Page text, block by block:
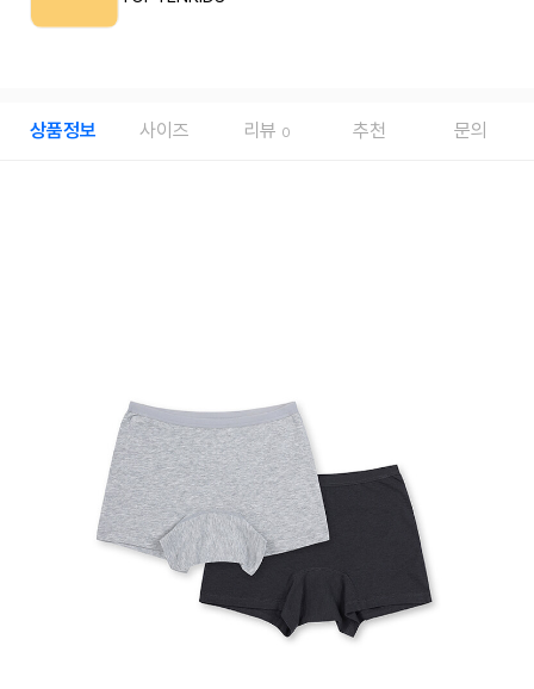
상품정보 사이즈 리뷰 0 추천 문의